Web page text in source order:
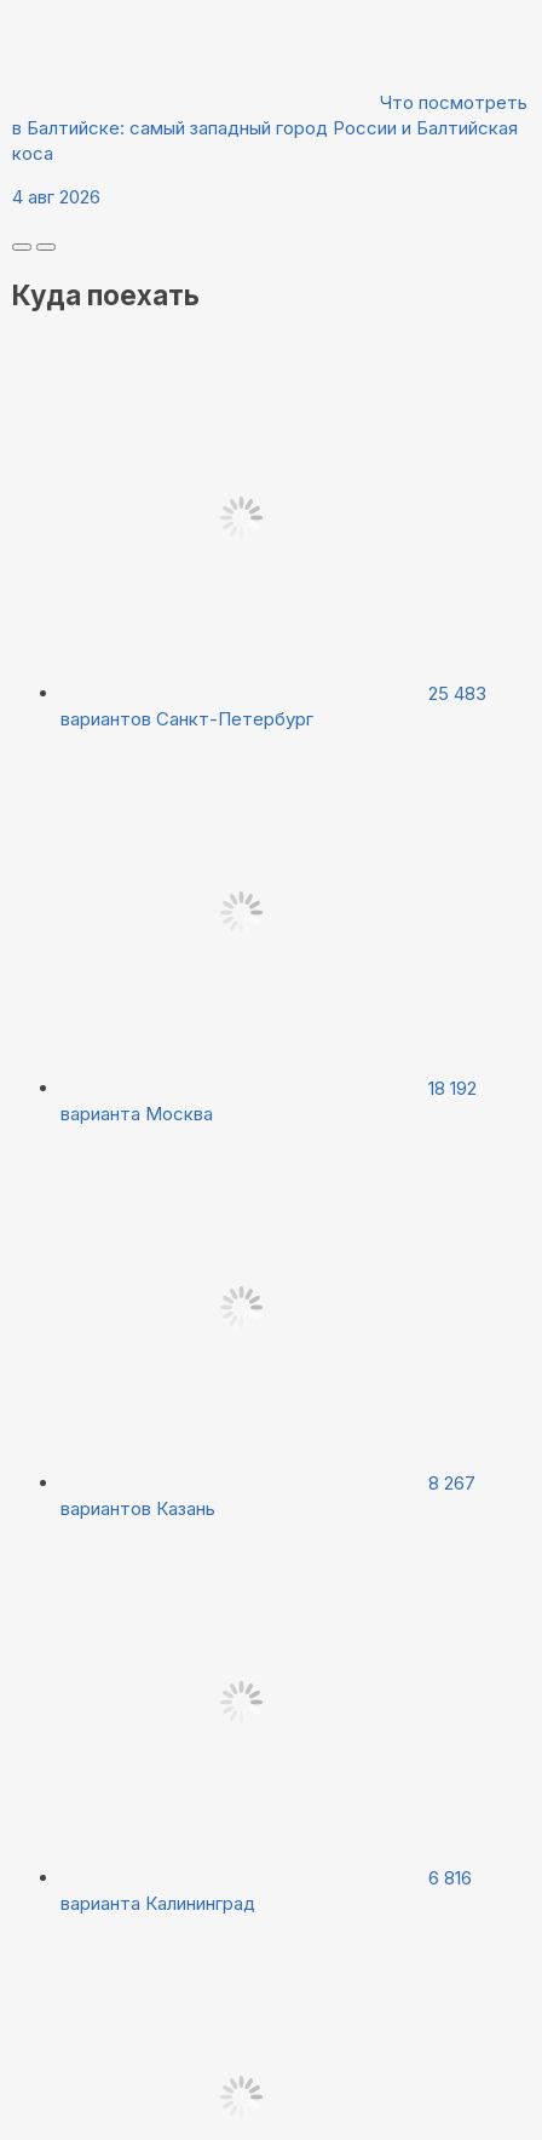
Что посмотреть
в Балтийске: самый западный город России и Балтийская
коса
4 авг 2026
Куда поехать
25 483
вариантов Санкт-Петербург
18 192
варианта Москва
8 267
вариантов Казань
6 816
варианта Калининград